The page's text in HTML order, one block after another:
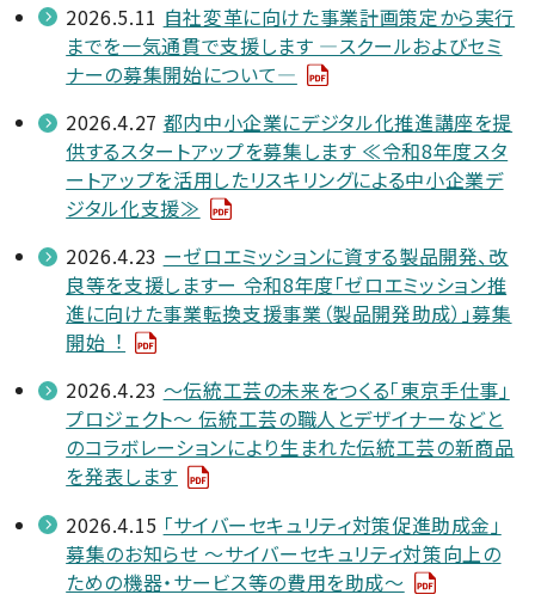
2026.5.11 自社変革に向けた事業計画策定から実行
までを一気通貫で支援します —スクールおよびセミ
ナーの募集開始について—
2026.4.27 都内中小企業にデジタル化推進講座を提
供するスタートアップを募集します ≪令和8年度スタ
ートアップを活用したリスキリングによる中小企業デ
ジタル化支援≫
2026.4.23 ーゼロエミッションに資する製品開発、改
良等を支援しますー 令和8年度「ゼロエミッション推
進に向けた事業転換支援事業（製品開発助成）」募集
開始︕
2026.4.23 ～伝統工芸の未来をつくる「東京手仕事」
プロジェクト～ 伝統工芸の職人とデザイナーなどと
のコラボレーションにより生まれた伝統工芸の新商品
を発表します
2026.4.15 「サイバーセキュリティ対策促進助成金」
募集のお知らせ ～サイバーセキュリティ対策向上の
ための機器・サービス等の費用を助成～